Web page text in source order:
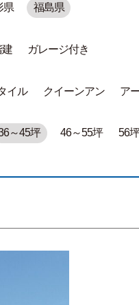
県 福島県
建 ガレージ付き
イル クイーンアン ア
～45坪 46～55坪 56